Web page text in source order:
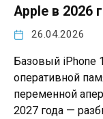
Apple в 2026
26.04.2026
Базовый iPhone
оперативной
переменной
2027 года —